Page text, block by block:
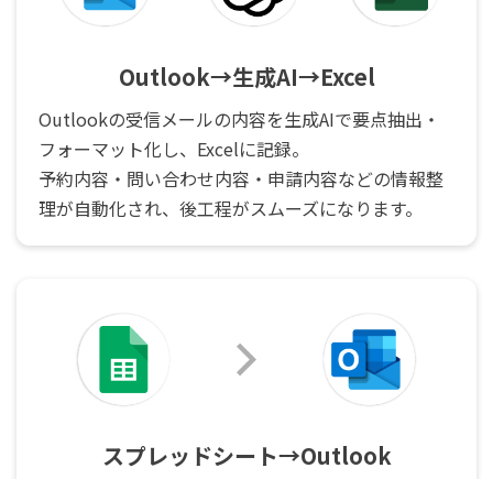
Outlook→生成AI→Excel
Outlookの受信メールの内容を生成AIで要点抽出・
フォーマット化し、Excelに記録。
予約内容・問い合わせ内容・申請内容などの情報整
理が自動化され、後工程がスムーズになります。
スプレッドシート→Outlook